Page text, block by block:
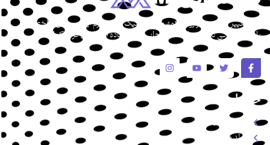
برای تغییر این متن بر روی دکمه ویرایش کلیک کنید. لورم ایپسوم متن ساختگی
با تولید سادگی نامفهوم از صنعت چاپ و با استفاده از طراحان گرافیک است.
خدمات
طراحی سایت
تولد محتوا